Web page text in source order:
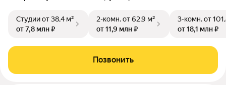
Студииот 38,4 м²
от 7,8 млн ₽
2-комн.от 62,9 м²
от 11,9 млн ₽
3-комн.от
от 18,1 млн ₽
Позвонить